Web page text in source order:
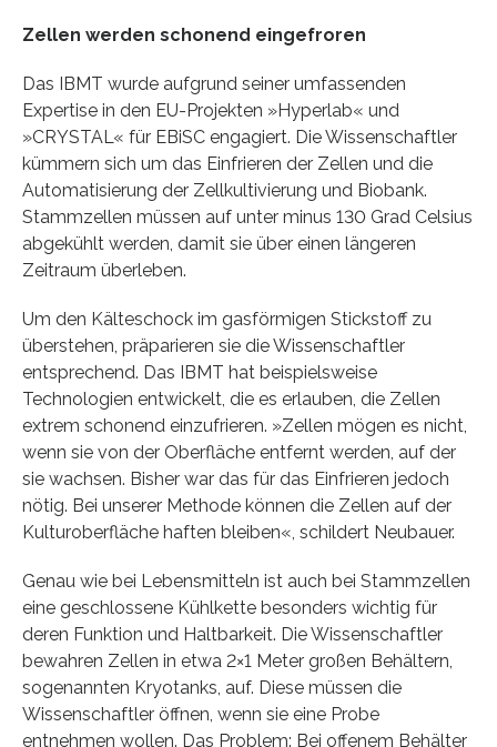
Zellen werden schonend eingefroren
Das IBMT wurde aufgrund seiner umfassenden
Expertise in den EU-Projekten »Hyperlab« und
»CRYSTAL« für EBiSC engagiert. Die Wissenschaftler
kümmern sich um das Einfrieren der Zellen und die
Automatisierung der Zellkultivierung und Biobank.
Stammzellen müssen auf unter minus 130 Grad Celsius
abgekühlt werden, damit sie über einen längeren
Zeitraum überleben.
Um den Kälteschock im gasförmigen Stickstoff zu
überstehen, präparieren sie die Wissenschaftler
entsprechend. Das IBMT hat beispielsweise
Technologien entwickelt, die es erlauben, die Zellen
extrem schonend einzufrieren. »Zellen mögen es nicht,
wenn sie von der Oberfläche entfernt werden, auf der
sie wachsen. Bisher war das für das Einfrieren jedoch
nötig. Bei unserer Methode können die Zellen auf der
Kulturoberfläche haften bleiben«, schildert Neubauer.
Genau wie bei Lebensmitteln ist auch bei Stammzellen
eine geschlossene Kühlkette besonders wichtig für
deren Funktion und Haltbarkeit. Die Wissenschaftler
bewahren Zellen in etwa 2×1 Meter großen Behältern,
sogenannten Kryotanks, auf. Diese müssen die
Wissenschaftler öffnen, wenn sie eine Probe
entnehmen wollen. Das Problem: Bei offenem Behälter